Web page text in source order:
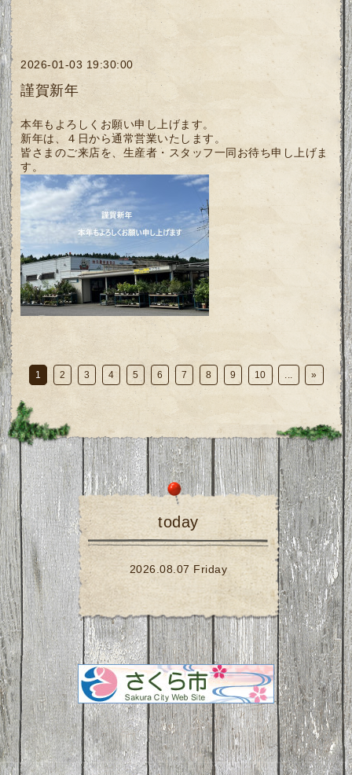
2026-01-03 19:30:00
謹賀新年
本年もよろしくお願い申し上げます。
新年は、４日から通常営業いたします。
皆さまのご来店を、生産者・スタッフ一同お待ち申し上げま
す。
1 2 3 4 5 6 7 8 9 10 ... »
today
2026.08.07 Friday